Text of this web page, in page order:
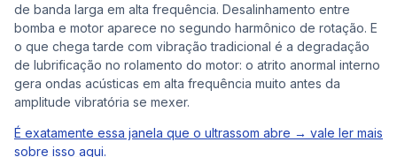
de banda larga em alta frequência. Desalinhamento entre
bomba e motor aparece no segundo harmônico de rotação. E
o que chega tarde com vibração tradicional é a degradação
de lubrificação no rolamento do motor: o atrito anormal interno
gera ondas acústicas em alta frequência muito antes da
amplitude vibratória se mexer.
É exatamente essa janela que o ultrassom abre → vale ler mais
sobre isso aqui.